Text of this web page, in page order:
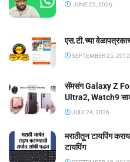
JUNE 25, 2026
एस.टी.च्या
SEPTEMBER 25, 2012
सॅमसंग Galaxy Z
Ultra2, Watch9
JULY 24, 2026
मराठीतून टायपिंग
टायपिंग